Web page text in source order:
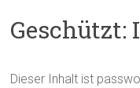
Geschützt:
Dieser Inhalt ist